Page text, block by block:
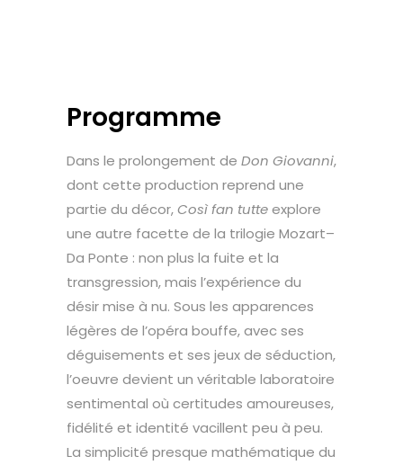
Programme
Dans le prolongement de Don Giovanni,
dont cette production reprend une
partie du décor,Così fan tutteexplore
une autre facette de la trilogie Mozart–
Da Ponte : non plus la fuite et la
transgression, mais l’expérience du
désir mise à nu. Sous les apparences
légères de l’opéra bouffe, avec ses
déguisements et ses jeux de séduction,
l’oeuvre devient un véritable laboratoire
sentimental où certitudes amoureuses,
fidélité et identité vacillent peu à peu.
La simplicité presque mathématique du